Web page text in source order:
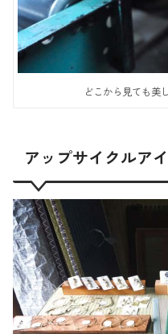
どこから見ても美
アップサイクルア